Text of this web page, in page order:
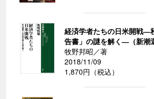
経済学者たちの日米開戦―
告書」の謎を解く―（新潮
牧野邦昭／著
2018/11/09
1,870円（税込）